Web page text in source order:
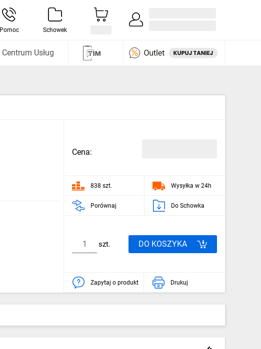
Pomoc Schowek
Centrum Usług
Cena:
838 szt. Wysyłka w 24h
Porównaj Do Schowka
szt. DO KOSZYKA
Zapytaj o produkt Drukuj